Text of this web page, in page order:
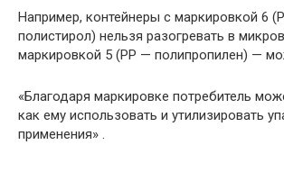
Например, контейнеры с маркировкой 6
полистирол) нельзя разогревать в
маркировкой 5 (PP — полипропилен) —
«Благодаря маркировке потребитель
как ему использовать и утилизировать
применения» .